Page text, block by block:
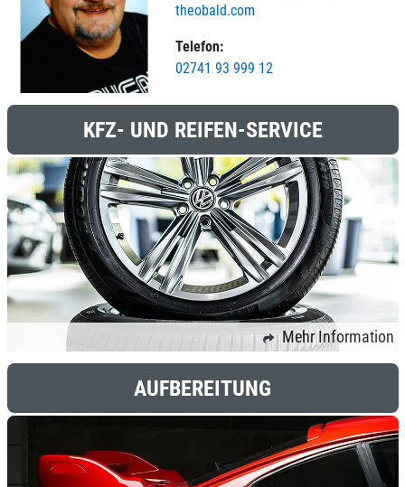
theobald.com
Telefon:
02741 93 999 12
KFZ- UND REIFEN-SERVICE
Mehr Information
AUFBEREITUNG